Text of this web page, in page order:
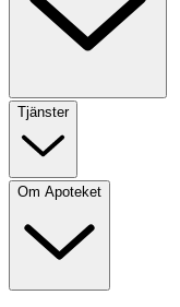
Tjänster
Om Apoteket